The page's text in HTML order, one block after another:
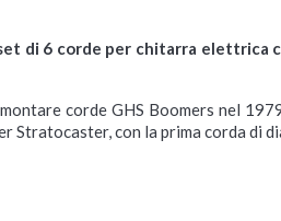
di 6 corde per chitarra elettrica
corde GHS Boomers nel
Stratocaster, con la prima corda di